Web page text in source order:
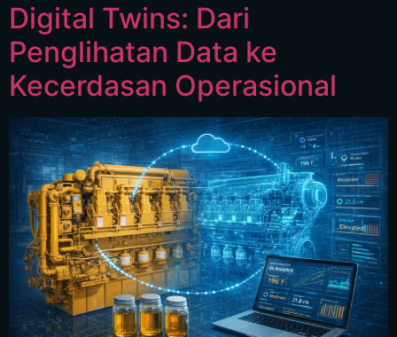
Digital Twins: Dari
Penglihatan Data ke
Kecerdasan Operasional